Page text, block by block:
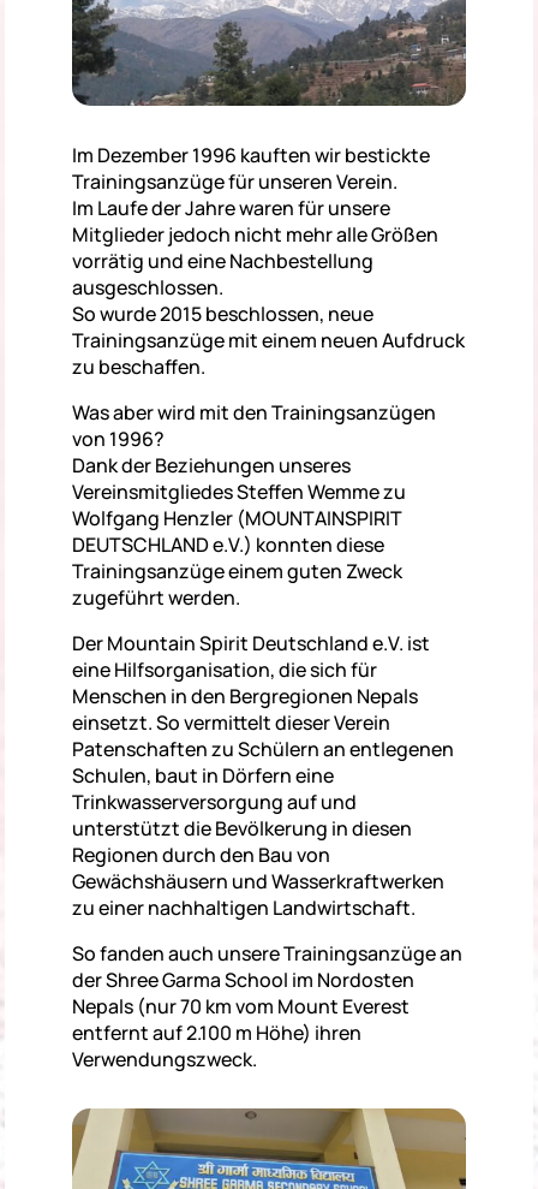
Im Dezember 1996 kauften wir bestickte
Trainingsanzüge für unseren Verein.
Im Laufe der Jahre waren für unsere
Mitglieder jedoch nicht mehr alle Größen
vorrätig und eine Nachbestellung
ausgeschlossen.
So wurde 2015 beschlossen, neue
Trainingsanzüge mit einem neuen Aufdruck
zu beschaffen.
Was aber wird mit den Trainingsanzügen
von 1996?
Dank der Beziehungen unseres
Vereinsmitgliedes Steffen Wemme zu
Wolfgang Henzler (MOUNTAINSPIRIT
DEUTSCHLAND e.V.) konnten diese
Trainingsanzüge einem guten Zweck
zugeführt werden.
Der Mountain Spirit Deutschland e.V. ist
eine Hilfsorganisation, die sich für
Menschen in den Bergregionen Nepals
einsetzt. So vermittelt dieser Verein
Patenschaften zu Schülern an entlegenen
Schulen, baut in Dörfern eine
Trinkwasserversorgung auf und
unterstützt die Bevölkerung in diesen
Regionen durch den Bau von
Gewächshäusern und Wasserkraftwerken
zu einer nachhaltigen Landwirtschaft.
So fanden auch unsere Trainingsanzüge an
der Shree Garma School im Nordosten
Nepals (nur 70 km vom Mount Everest
entfernt auf 2.100 m Höhe) ihren
Verwendungszweck.